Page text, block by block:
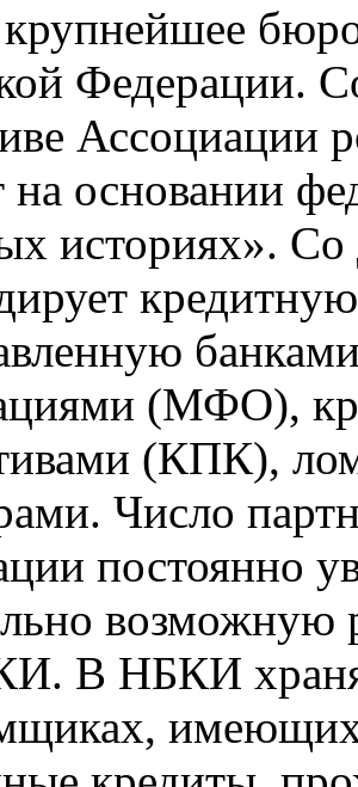
Федерации.
Ассоциации
на основании
историях».
(МФО),
(КПК),
Число
постоянно
возможную
В НБКИ